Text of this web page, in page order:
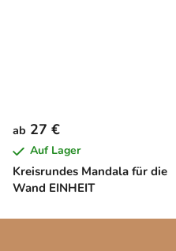
Kreisrundes Mandala für die
Wand EINHEIT
ab 27 €
Auf Lager